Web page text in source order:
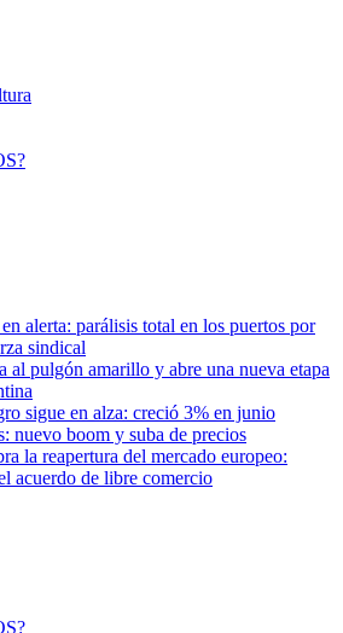
alerta: parálisis total en los puertos por
sindical
al pulgón amarillo y abre una nueva etapa
sigue en alza: creció 3% en junio
nuevo boom y suba de precios
la reapertura del mercado europeo:
acuerdo de libre comercio